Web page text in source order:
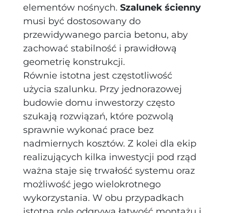
elementów nośnych. Szalunek ścienny
musi być dostosowany do
przewidywanego parcia betonu, aby
zachować stabilność i prawidłową
geometrię konstrukcji.
Równie istotna jest częstotliwość
użycia szalunku. Przy jednorazowej
budowie domu inwestorzy często
szukają rozwiązań, które pozwolą
sprawnie wykonać prace bez
nadmiernych kosztów. Z kolei dla ekip
realizujących kilka inwestycji pod rząd
ważna staje się trwałość systemu oraz
możliwość jego wielokrotnego
wykorzystania. W obu przypadkach